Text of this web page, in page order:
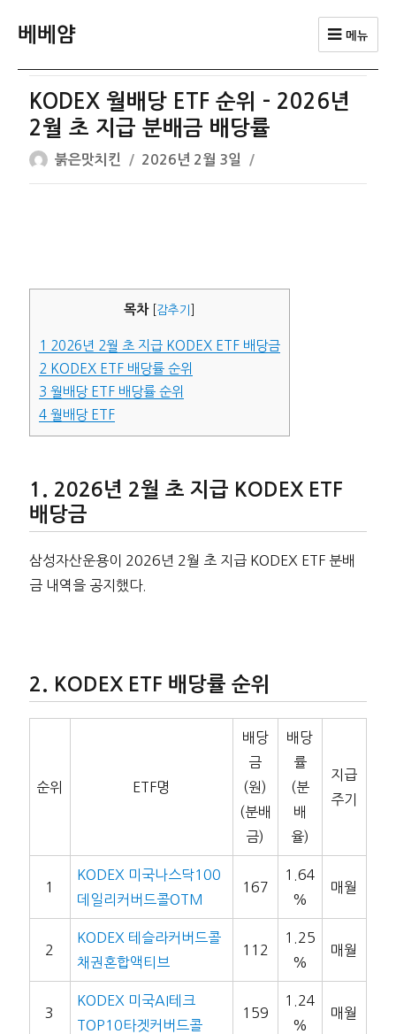
베베얌 메뉴
KODEX 월배당 ETF 순위 – 2026년
2월 초 지급 분배금 배당률
글
쓴
붉은맛치킨
작
성
2026년 2월 3일
목차 감추기
1 2026년 2월 초 지급 KODEX ETF 배당금
2 KODEX ETF 배당률 순위
3 월배당 ETF 배당률 순위
4월배당 ETF
2026년 2월 초 지급 KODEX ETF
배당금
삼성자산운용이 2026년 2월 초 지급 KODEX ETF 분배
금 내역을 공지했다.
KODEX ETF 배당률 순위
순위 ETF명
배당
금
(원)
(분배
금)
배당
률
(분
배
율)
지급
주기
1
KODEX 미국나스닥100
데일리커버드콜OTM
167
1.64
%
매월
2
KODEX 테슬라커버드콜
채권혼합액티브
112
1.25
%
매월
3
KODEX 미국AI테크
TOP10타겟커버드콜
159
1.24
%
매월